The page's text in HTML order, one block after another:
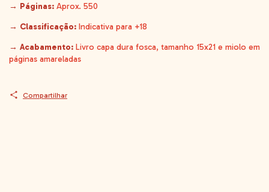
→ Páginas: Aprox. 550
→ Classificação: Indicativa para +18
→ Acabamento: Livro capa dura fosca, tamanho 15x21 e miolo em
páginas amareladas
Compartilhar